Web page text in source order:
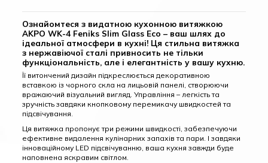
Ознайомтеся з видатною кухонною витяжкою
AKPO WK-4 Feniks Slim Glass Eco – ваш шлях до
ідеальної атмосфери в кухні! Ця стильна витяжка
з нержавіючої сталі привносить не тільки
функціональність, але і елегантність у вашу кухню.
Її витончений дизайн підкреслюється декоративною
вставкою із чорного скла на лицьовій панелі, створюючи
вражаючий візуальний вигляд. Управління – легкість та
зручність завдяки кнопковому перемикачу швидкостей та
підсвічування.
Ця витяжка пропонує три режими швидкості, забезпечуючи
ефективне видалення кулінарних запахів та пари. І завдяки
інноваційному LED підсвічуванню, ваша кухня завжди буде
наповнена яскравим світлом.